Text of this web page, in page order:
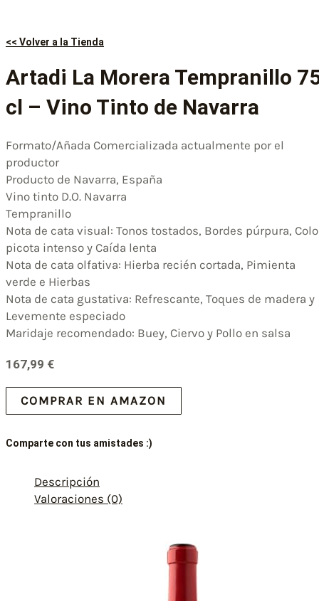
<< Volver a la Tienda
Artadi La Morera Tempranillo
cl – Vino Tinto de Navarra
Formato/Añada Comercializada actualmente por el
productor
Producto de Navarra, España
Vino tinto D.O. Navarra
Tempranillo
Nota de cata visual: Tonos tostados, Bordes púrpura,
picota intenso y Caída lenta
Nota de cata olfativa: Hierba recién cortada, Pimienta
verde e Hierbas
Nota de cata gustativa: Refrescante, Toques de madera y
Levemente especiado
Maridaje recomendado: Buey, Ciervo y Pollo en salsa
167,99 €
COMPRAR EN AMAZON
Comparte con tus amistades :)
Descripción
Valoraciones (0)